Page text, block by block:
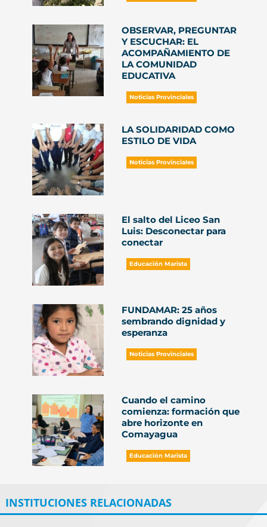
OBSERVAR, PREGUNTAR
Y ESCUCHAR: EL
ACOMPAÑAMIENTO DE
LA COMUNIDAD
EDUCATIVA
Noticias Provinciales
LA SOLIDARIDAD COMO
ESTILO DE VIDA
Noticias Provinciales
El salto del Liceo San
Luis: Desconectar para
conectar
Educación Marista
FUNDAMAR: 25 años
sembrando dignidad y
esperanza
Noticias Provinciales
Cuando el camino
comienza: formación que
abre horizonte en
Comayagua
Educación Marista
INSTITUCIONES RELACIONADAS